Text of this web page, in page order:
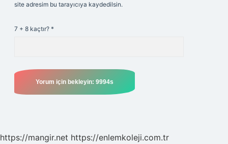
site adresim bu tarayıcıya kaydedilsin.
7 + 8 kaçtır? *
https://mangir.net https://enlemkoleji.com.tr